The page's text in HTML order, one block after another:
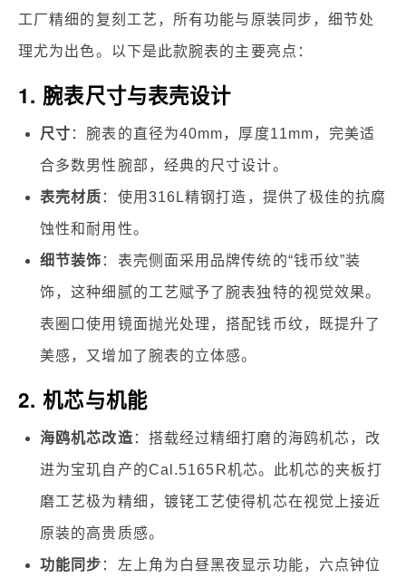
工厂精细的复刻工艺，所有功能与原装同步，细节处
理尤为出色。以下是此款腕表的主要亮点：
1. 腕表尺寸与表壳设计
尺寸 ：腕表的直径为40mm，厚度11mm，完美适
合多数男性腕部，经典的尺寸设计。
表壳材质 ：使用316L精钢打造，提供了极佳的抗腐
蚀性和耐用性。
细节装饰 ：表壳侧面采用品牌传统的“钱币纹”装
饰，这种细腻的工艺赋予了腕表独特的视觉效果。
表圈口使用镜面抛光处理，搭配钱币纹，既提升了
美感，又增加了腕表的立体感。
2. 机芯与机能
海鸥机芯改造 ：搭载经过精细打磨的海鸥机芯，改
进为宝玑自产的Cal.5165R机芯。此机芯的夹板打
磨工艺极为精细，镀铑工艺使得机芯在视觉上接近
原装的高贵质感。
功能同步 ：左上角为白昼黑夜显示功能，六点钟位